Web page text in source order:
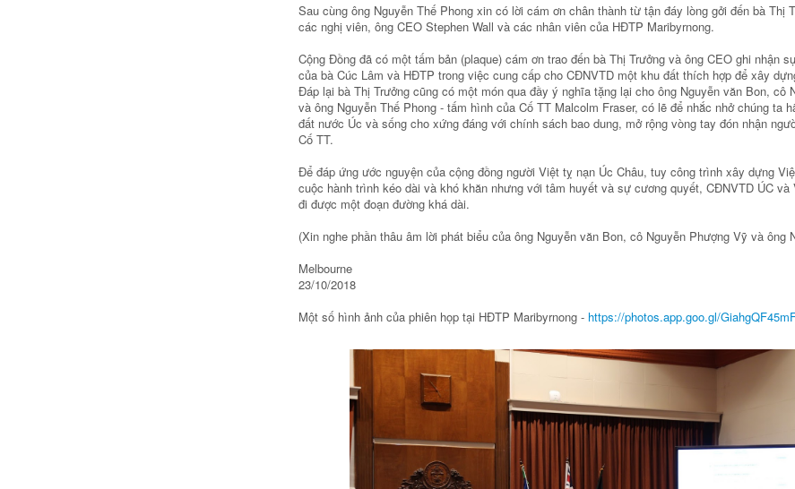
Sau cùng ông Nguyễn Thế Phong xin có lời cám ơn chân thành từ tận đáy lòng gởi đến bà Thị
các nghị viên, ông CEO Stephen Wall và các nhân viên của HĐTP Maribyrnong.
Cộng Đồng đã có một tấm bản (plaque) cám ơn trao đến bà Thị Trưởng và ông CEO ghi nhận
của bà Cúc Lâm và HĐTP trong việc cung cấp cho CĐNVTD một khu đất thích hợp để xây
Đáp lại bà Thị Trưởng cũng có một món qua đầy ý nghĩa tặng lại cho ông Nguyễn văn Bon, cô
và ông Nguyễn Thế Phong - tấm hình của Cố TT Malcolm Fraser, có lẽ để nhắc nhở chúng ta
đất nước Úc và sống cho xứng đáng với chính sách bao dung, mở rộng vòng tay đón nhận
Cố TT.
Để đáp ứng ước nguyện của cộng đồng người Việt tỵ nạn Úc Châu, tuy công trình xây dựng
cuộc hành trình kéo dài và khó khăn nhưng với tâm huyết và sự cương quyết, CĐNVTD ÚC và
đi được một đoạn đường khá dài.
(Xin nghe phần thâu âm lời phát biểu của ông Nguyễn văn Bon, cô Nguyễn Phượng Vỹ và ông
Melbourne
23/10/2018
Một số hình ảnh của phiên họp tại HĐTP Maribyrnong - https://photos.app.goo.gl/